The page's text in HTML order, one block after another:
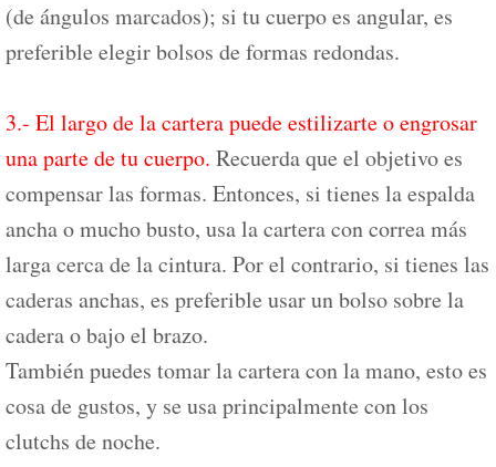
(de ángulos marcados); si tu cuerpo es angular, es
preferible elegir bolsos de formas redondas.
3.- El largo de la cartera puede estilizarte o engrosar
una parte de tu cuerpo. Recuerda que el objetivo es
compensar las formas. Entonces, si tienes la espalda
ancha o mucho busto, usa la cartera con correa más
larga cerca de la cintura. Por el contrario, si tienes las
caderas anchas, es preferible usar un bolso sobre la
cadera o bajo el brazo.
También puedes tomar la cartera con la mano, esto es
cosa de gustos, y se usa principalmente con los
clutchs de noche.